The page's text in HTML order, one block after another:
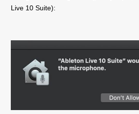
Live 10 Suite):